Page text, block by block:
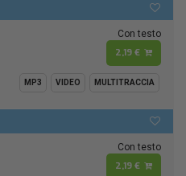
Con testo
2,19 €
MP3 VIDEO MULTITRACCIA
Con testo
2,19 €